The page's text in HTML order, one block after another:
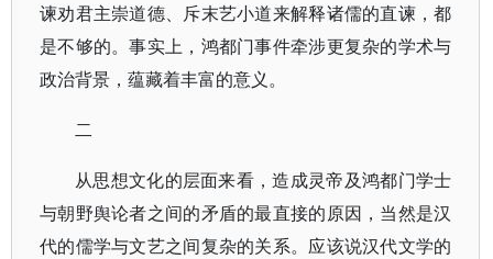
谏劝君主崇道德、斥末艺小道来解释诸儒的直谏，都
是不够的。事实上，鸿都门事件牵涉更复杂的学术与
政治背景，蕴藏着丰富的意义。
二
从思想文化的层面来看，造成灵帝及鸿都门学士
与朝野舆论者之间的矛盾的最直接的原因，当然是汉
代的儒学与文艺之间复杂的关系。应该说汉代文学的